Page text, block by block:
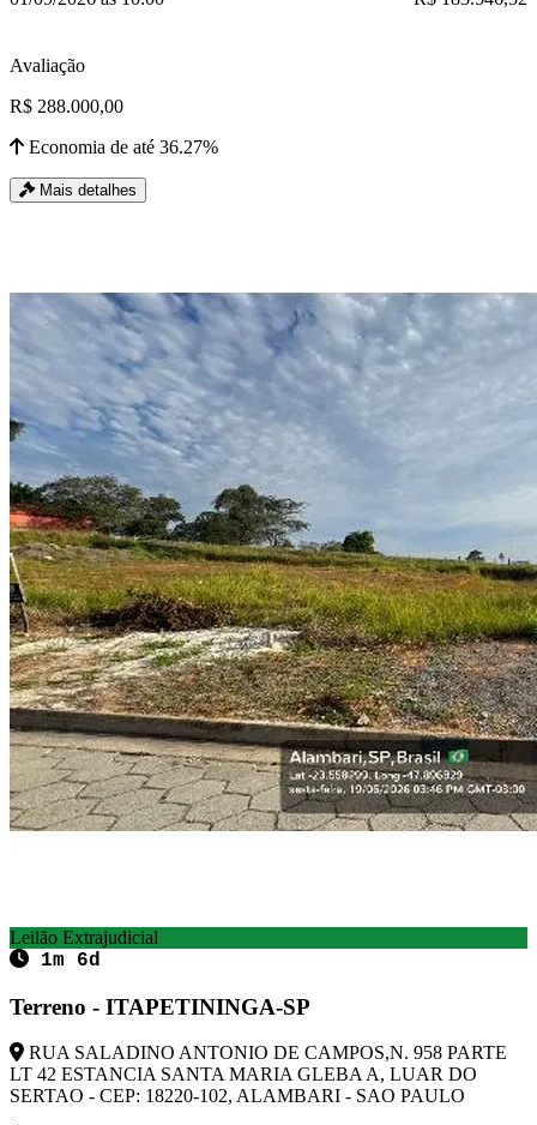
Avaliação
R$ 288.000,00
Economia de até 36.27%
Mais detalhes
Leilão Extrajudicial
1m 6d
Terreno - ITAPETININGA-SP
RUA SALADINO ANTONIO DE CAMPOS,N. 958 PARTE
LT 42 ESTANCIA SANTA MARIA GLEBA A, LUAR DO
SERTAO - CEP: 18220-102, ALAMBARI - SAO PAULO